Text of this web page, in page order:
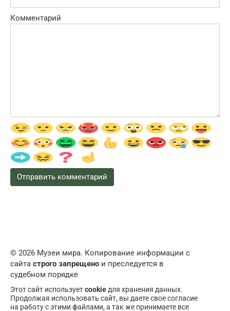
Комментарий
© 2026 Музеи мира. Копирование информации с
сайта строго запрещено и преследуется в
судебном порядке
Этот сайт используетcookie для хранения данных.
Продолжая использовать сайт, вы даете свое согласие
на работу с этими файлами, а так же принимаете все